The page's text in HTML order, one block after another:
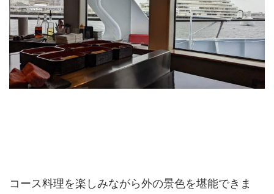
コース料理を楽しみながら外の景色を堪能できま